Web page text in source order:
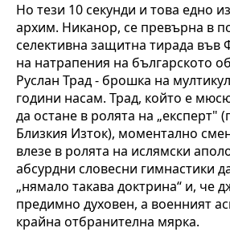
Но тези 10 секунди и това едно
архим. Никанор, се превърна в
селективна защитна тирада във
на натрапения на българското
Руслан Трад - брошка на
години насам. Трад, който е
да остане в ролята на „експерт"
Близкия Изток), моментално
влезе в ролята на ислямски
абсурдни словесни гимнастики
„нямало такава доктрина“ и, че
предимно духовен, а военният
крайна отбранителна мярка.